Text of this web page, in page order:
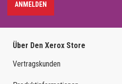
ANMELDEN
Über Den Xerox Store
Vertragskunden